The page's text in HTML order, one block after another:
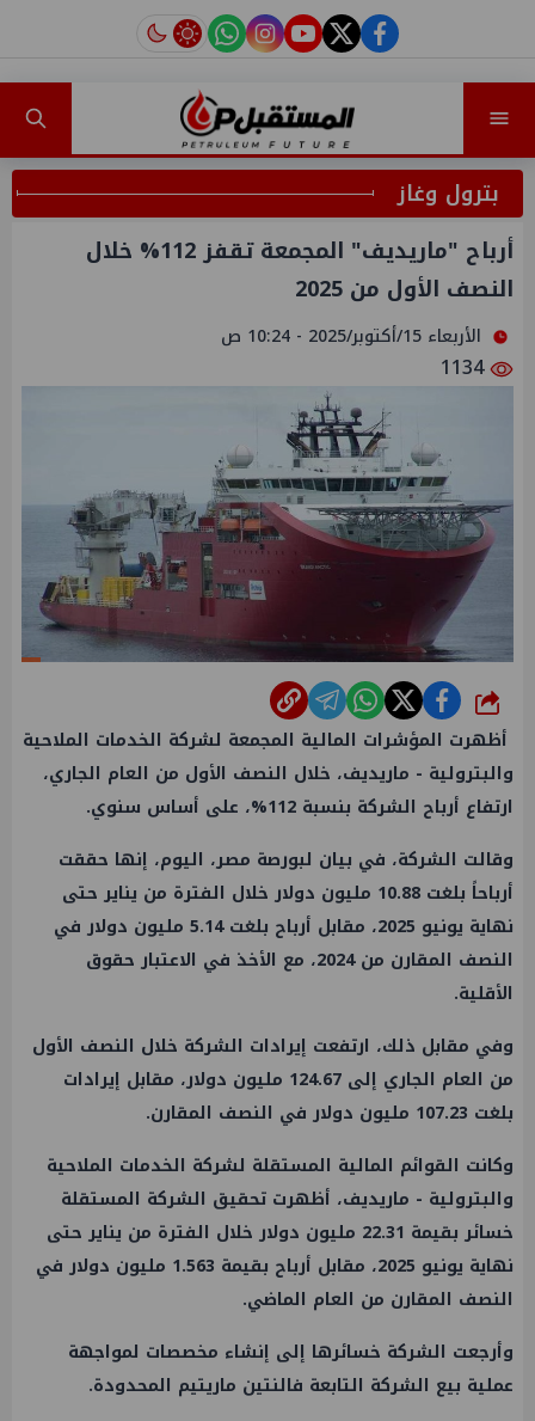
facebook
twitter
youtube
instagram
tiktok
بترول وغاز
أرباح "ماريديف" المجمعة تقفز 112% خلال
النصف الأول من 2025
الأربعاء 15/أكتوبر/2025 - 10:24 ص
1134
شارك
أظهرت المؤشرات المالية المجمعة لشركة الخدمات الملاحية
والبترولية - ماريديف، خلال النصف الأول من العام الجاري،
ارتفاع أرباح الشركة بنسبة 112%، على أساس سنوي.
وقالت الشركة، في بيان لبورصة مصر، اليوم، إنها حققت
أرباحاً بلغت 10.88 مليون دولار خلال الفترة من يناير حتى
نهاية يونيو 2025، مقابل أرباح بلغت 5.14 مليون دولار في
النصف المقارن من 2024، مع الأخذ في الاعتبار حقوق
الأقلية.
وفي مقابل ذلك، ارتفعت إيرادات الشركة خلال النصف الأول
من العام الجاري إلى 124.67 مليون دولار، مقابل إيرادات
بلغت 107.23 مليون دولار في النصف المقارن.
وكانت القوائم المالية المستقلة لشركة الخدمات الملاحية
والبترولية - ماريديف، أظهرت تحقيق الشركة المستقلة
خسائر بقيمة 22.31 مليون دولار خلال الفترة من يناير حتى
نهاية يونيو 2025، مقابل أرباح بقيمة 1.563 مليون دولار في
النصف المقارن من العام الماضي.
وأرجعت الشركة خسائرها إلى إنشاء مخصصات لمواجهة
عملية بيع الشركة التابعة فالنتين ماريتيم المحدودة.